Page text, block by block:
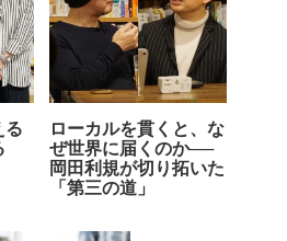
る
ローカルを貫くと、な
ぜ世界に届くのか──
岡田利規が切り拓いた
「第三の道」